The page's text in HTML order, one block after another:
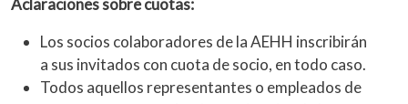
Aclaraciones sobre cuotas:
Los socios colaboradores de la AEHH inscribirán
a sus invitados con cuota de socio, en todo caso.
Todos aquellos representantes o empleados de